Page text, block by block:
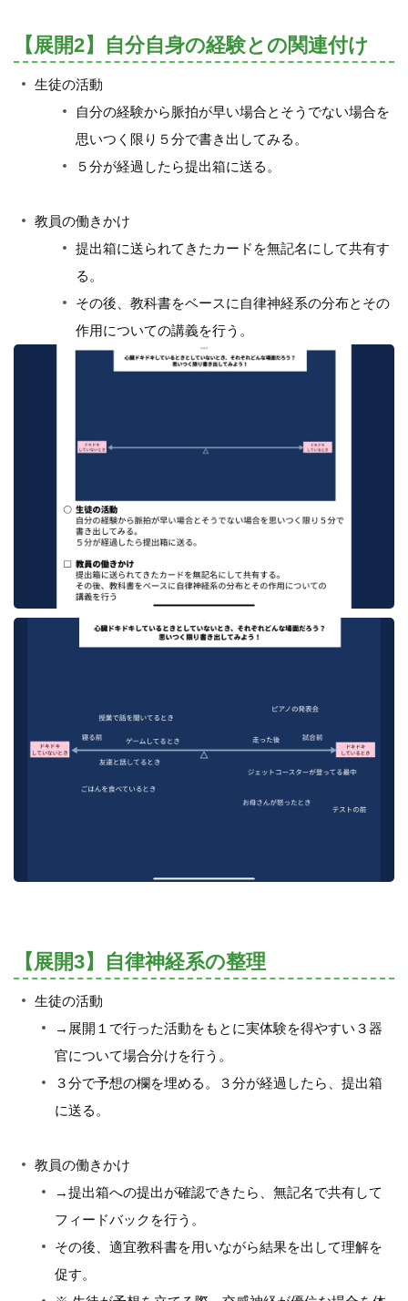
【展開2】自分自身の経験との関連付け
生徒の活動
自分の経験から脈拍が早い場合とそうでない場合を
思いつく限り５分で書き出してみる。
５分が経過したら提出箱に送る。
教員の働きかけ
提出箱に送られてきたカードを無記名にして共有す
る。
その後、教科書をベースに自律神経系の分布とその
作用についての講義を行う。
【展開3】自律神経系の整理
生徒の活動
→展開１で行った活動をもとに実体験を得やすい３器
官について場合分けを行う。
３分で予想の欄を埋める。３分が経過したら、提出箱
に送る。
教員の働きかけ
→提出箱への提出が確認できたら、無記名で共有して
フィードバックを行う。
その後、適宜教科書を用いながら結果を出して理解を
促す。